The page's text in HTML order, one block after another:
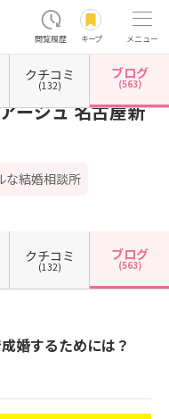
閲覧履歴 キープ メニュー
愛知県名古屋市東区 結婚相談所 キャン
ージュ 名古屋新
な結婚相談所
クチコミ
(132)
ブログ
(563)
クチコミ
(132)
ブログ
(563)
婚するためには？